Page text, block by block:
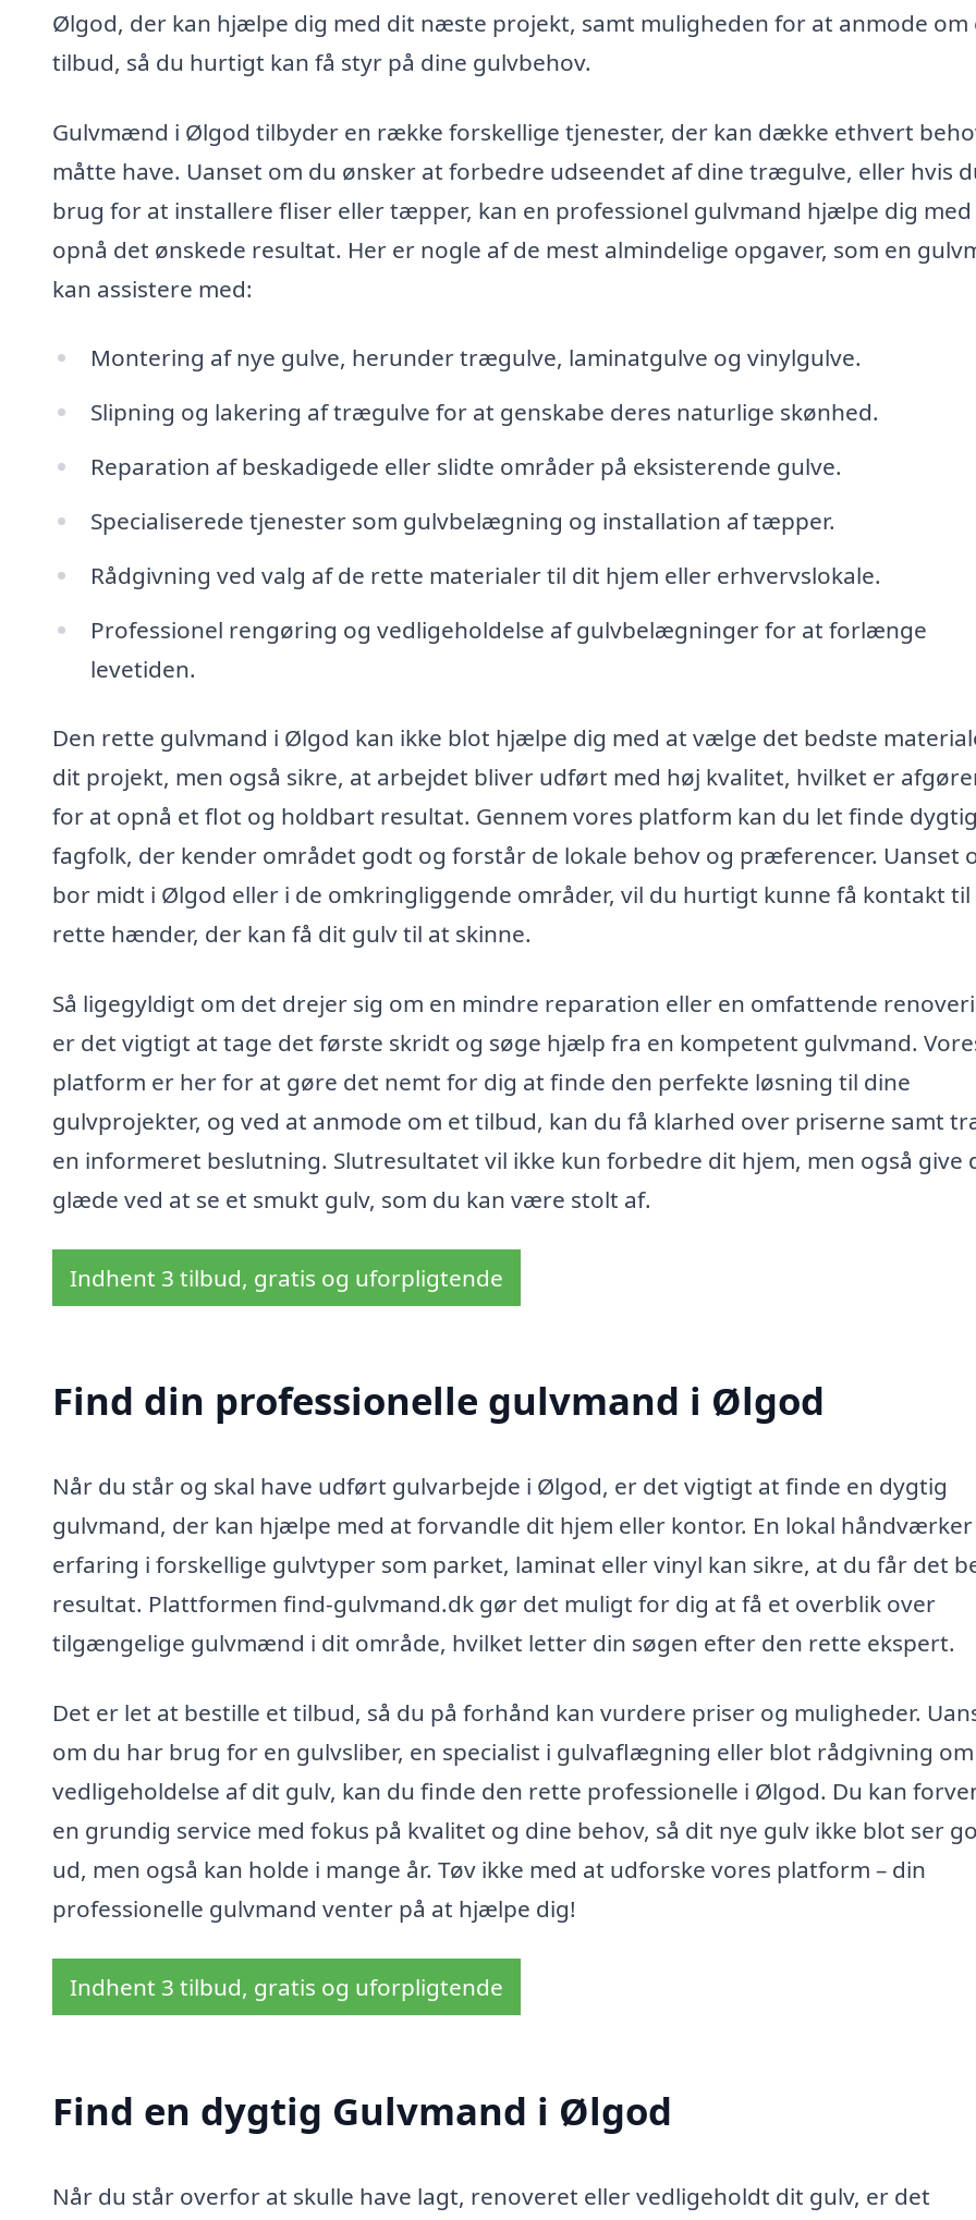
Ølgod, der kan hjælpe dig med dit næste projekt, samt muligheden for at anmode om
tilbud, så du hurtigt kan få styr på dine gulvbehov.
Gulvmænd i Ølgod tilbyder en række forskellige tjenester, der kan dække ethvert
måtte have. Uanset om du ønsker at forbedre udseendet af dine trægulve, eller hvis
brug for at installere fliser eller tæpper, kan en professionel gulvmand hjælpe dig
opnå det ønskede resultat. Her er nogle af de mest almindelige opgaver, som en
kan assistere med:
Montering af nye gulve, herunder trægulve, laminatgulve og vinylgulve.
Slipning og lakering af trægulve for at genskabe deres naturlige skønhed.
Reparation af beskadigede eller slidte områder på eksisterende gulve.
Specialiserede tjenester som gulvbelægning og installation af tæpper.
Rådgivning ved valg af de rette materialer til dit hjem eller erhvervslokale.
Professionel rengøring og vedligeholdelse af gulvbelægninger for at forlænge
levetiden.
Den rette gulvmand i Ølgod kan ikke blot hjælpe dig med at vælge det bedste
dit projekt, men også sikre, at arbejdet bliver udført med høj kvalitet, hvilket er
for at opnå et flot og holdbart resultat. Gennem vores platform kan du let finde
fagfolk, der kender området godt og forstår de lokale behov og præferencer. Uanset
bor midt i Ølgod eller i de omkringliggende områder, vil du hurtigt kunne få kontakt til
rette hænder, der kan få dit gulv til at skinne.
Så ligegyldigt om det drejer sig om en mindre reparation eller en omfattende
er det vigtigt at tage det første skridt og søge hjælp fra en kompetent gulvmand.
platform er her for at gøre det nemt for dig at finde den perfekte løsning til dine
gulvprojekter, og ved at anmode om et tilbud, kan du få klarhed over priserne samt
en informeret beslutning. Slutresultatet vil ikke kun forbedre dit hjem, men også give
glæde ved at se et smukt gulv, som du kan være stolt af.
Indhent 3 tilbud, gratis og uforpligtende
Find din professionelle gulvmand i Ølgod
Når du står og skal have udført gulvarbejde i Ølgod, er det vigtigt at finde en dygtig
gulvmand, der kan hjælpe med at forvandle dit hjem eller kontor. En lokal
erfaring i forskellige gulvtyper som parket, laminat eller vinyl kan sikre, at du får det
resultat. Plattformen find-gulvmand.dk gør det muligt for dig at få et overblik over
tilgængelige gulvmænd i dit område, hvilket letter din søgen efter den rette ekspert.
Det er let at bestille et tilbud, så du på forhånd kan vurdere priser og muligheder.
om du har brug for en gulvsliber, en specialist i gulvaflægning eller blot rådgivning om
vedligeholdelse af dit gulv, kan du finde den rette professionelle i Ølgod. Du kan
en grundig service med fokus på kvalitet og dine behov, så dit nye gulv ikke blot ser
ud, men også kan holde i mange år. Tøv ikke med at udforske vores platform – din
professionelle gulvmand venter på at hjælpe dig!
Indhent 3 tilbud, gratis og uforpligtende
Find en dygtig Gulvmand i Ølgod
Når du står overfor at skulle have lagt, renoveret eller vedligeholdt dit gulv, er det